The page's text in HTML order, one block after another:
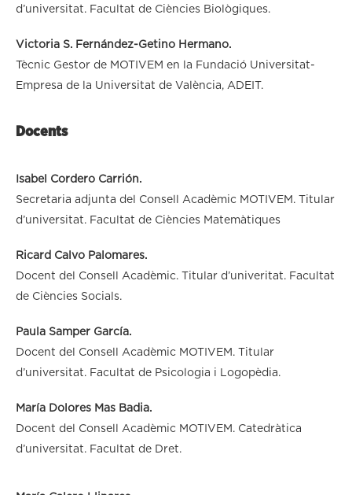
d’universitat. Facultat de Ciències Biològiques.
Victoria S. Fernández-Getino Hermano.
Tècnic Gestor de MOTIVEM en la Fundació Universitat-
Empresa de la Universitat de València, ADEIT.
Docents
Isabel Cordero Carrión.
Secretaria adjunta del Consell Acadèmic MOTIVEM. Titular
d’universitat. Facultat de Ciències Matemàtiques
Ricard Calvo Palomares.
Docent del Consell Acadèmic. Titular d’univeritat. Facultat
de Ciències Socials.
Paula Samper García.
Docent del Consell Acadèmic MOTIVEM. Titular
d’universitat. Facultat de Psicologia i Logopèdia.
María Dolores Mas Badia.
Docent del Consell Acadèmic MOTIVEM. Catedràtica
d’universitat. Facultat de Dret.